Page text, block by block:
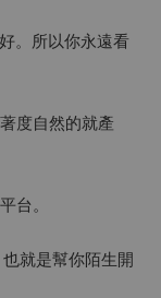
。所以你永遠看
度自然的就產
台。
就是幫你陌生開